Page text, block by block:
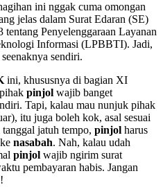
ini nggak cuma omongan
jelas dalam Surat Edaran (SE)
Penyelenggaraan Layanan
Informasi (LPBBTI). Jadi,
seenaknya sendiri.
ini, khususnya di bagian XI
pinjol wajib banget
Tapi, kalau mau nunjuk pihak
itu juga boleh kok, asal sesuai
jatuh tempo, pinjol harus
nasabah. Nah, kalau udah
pinjol wajib ngirim surat
pembayaran habis. Jangan